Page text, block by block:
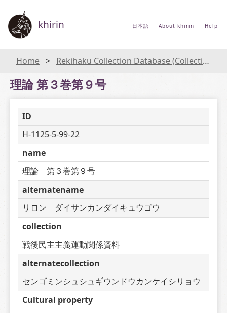
khirin 日本語 About khirin Help
Home Rekihaku Collection Database (Collections Database of the National Museum of Japanese History)
理論 第３巻第９号
ID
H-1125-5-99-22
name
理論　第３巻第９号
alternatename
リロン　ダイサンカンダイキュウゴウ
collection
戦後民主主義運動関係資料
alternatecollection
センゴミンシュシュギウンドウカンケイシリョウ
Cultural property